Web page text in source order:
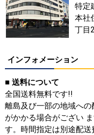
特定
本社
丁目
インフォメーション
■ 送料について
全国送料無料です!!
離島及び一部の地域へ
がかかる場合がござい
す。時間指定は別途配送